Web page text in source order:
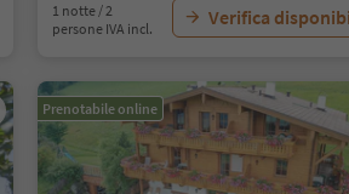
1 notte / 2
persone IVA incl.
Verifica
Prenotabile online